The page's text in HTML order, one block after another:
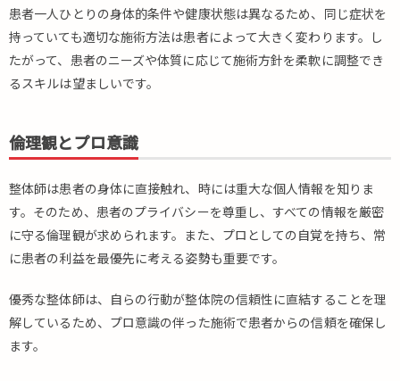
採
用
す
め
の
イ
ン
ト
3.1.
目的
の明
患者一人ひとりの身体的条件や健康状態は異なるため、同じ症状を
持っていても適切な施術方法は患者によって大きく変わります。し
たがって、患者のニーズや体質に応じて施術方針を柔軟に調整でき
るスキルは望ましいです。
倫理観とプロ意識
整体師は患者の身体に直接触れ、時には重大な個人情報を知りま
す。そのため、患者のプライバシーを尊重し、すべての情報を厳密
に守る倫理観が求められます。また、プロとしての自覚を持ち、常
に患者の利益を最優先に考える姿勢も重要です。
優秀な整体師は、自らの行動が整体院の信頼性に直結することを理
解しているため、プロ意識の伴った施術で患者からの信頼を確保し
ます。